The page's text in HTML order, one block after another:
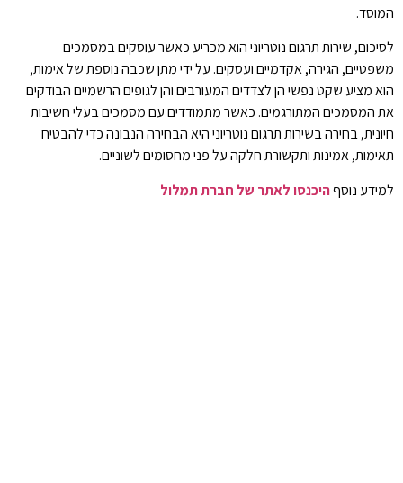
המוסד.
לסיכום, שירות תרגום נוטריוני הוא מכריע כאשר עוסקים במסמכים
משפטיים, הגירה, אקדמיים ועסקים. על ידי מתן שכבה נוספת של אימות,
הוא מציע שקט נפשי הן לצדדים המעורבים והן לגופים הרשמיים הבודקים
את המסמכים המתורגמים. כאשר מתמודדים עם מסמכים בעלי חשיבות
חיונית, בחירה בשירות תרגום נוטריוני היא הבחירה הנבונה כדי להבטיח
תאימות, אמינות ותקשורת חלקה על פני מחסומים לשוניים.
למידע נוסףהיכנסו לאתר של חברת תמלול